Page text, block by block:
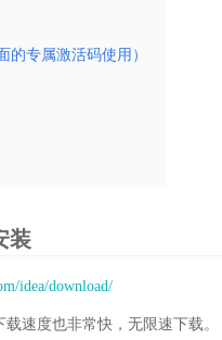
的专属激活码使用）
装
idea/download/
速度也非常快，无限速下载。